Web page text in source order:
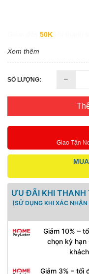
50K
Xem thêm
SỐ LƯỢNG:
Giao Tận
ƯU ĐÃI KHI THANH
(SỬ DỤNG KHI XÁC
Giảm 10% –
chọn kỳ hạn
Giảm 3% – tối